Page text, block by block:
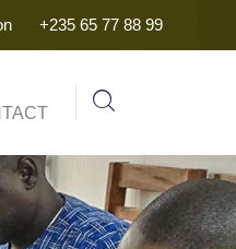
+235 65 77 88 99